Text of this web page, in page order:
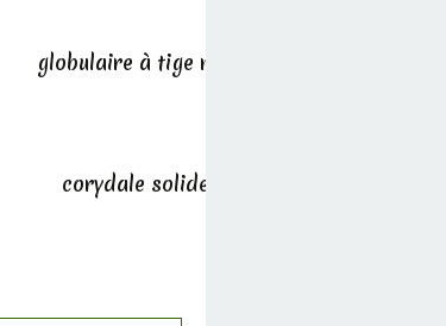
globulaire à tige nue
corydale solide